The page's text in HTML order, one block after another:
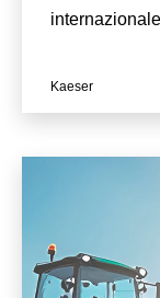
Kaeser